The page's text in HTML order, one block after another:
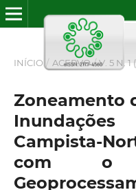
INÍCIO / ACERVO / V. 5 N. 1
Zoneamento
Campista-
com o